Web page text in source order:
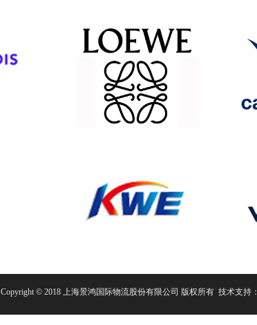
Copyright © 2018 上海景鸿国际物流股份有限公司 版权所有 技术支持：